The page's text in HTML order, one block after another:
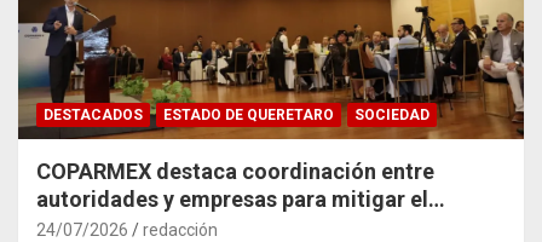
DESTACADOS ESTADO DE QUERETARO SOCIEDAD
COPARMEX destaca coordinación entre
autoridades y empresas para mitigar el
impacto del Tren México–Querétaro
24/07/2026 redacción